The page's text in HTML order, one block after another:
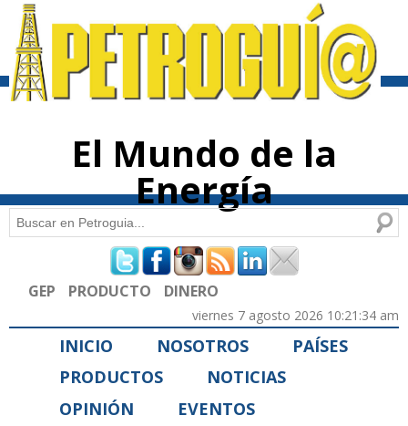
contenido
El Mundo de la
Energía
Formulario de búsqueda
Buscar
GEP PRODUCTO DINERO
viernes 7 agosto 2026 10:21:34 am
INICIO NOSOTROS
PAÍSES
PRODUCTOS
NOTICIAS
OPINIÓN
EVENTOS